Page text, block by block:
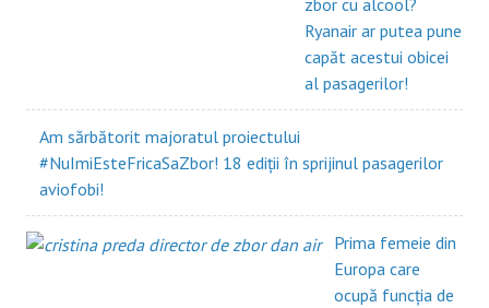
zbor cu alcool?
Ryanair ar putea pune
capăt acestui obicei
al pasagerilor!
Am sărbătorit majoratul proiectului
#NuImiEsteFricaSaZbor! 18 ediții în sprijinul pasagerilor
aviofobi!
Prima femeie din
Europa care
ocupă funcția de